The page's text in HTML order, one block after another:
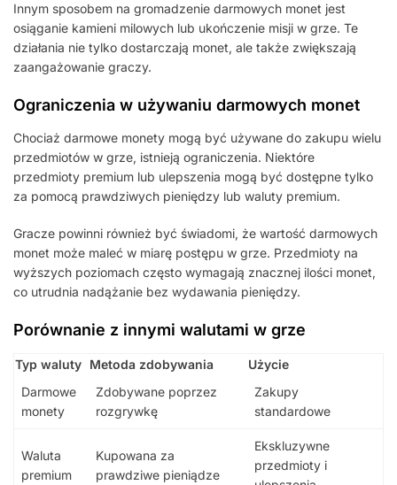
Innym sposobem na gromadzenie darmowych monet jest
osiąganie kamieni milowych lub ukończenie misji w grze. Te
działania nie tylko dostarczają monet, ale także zwiększają
zaangażowanie graczy.
Ograniczenia w używaniu darmowych monet
Chociaż darmowe monety mogą być używane do zakupu wielu
przedmiotów w grze, istnieją ograniczenia. Niektóre
przedmioty premium lub ulepszenia mogą być dostępne tylko
za pomocą prawdziwych pieniędzy lub waluty premium.
Gracze powinni również być świadomi, że wartość darmowych
monet może maleć w miarę postępu w grze. Przedmioty na
wyższych poziomach często wymagają znacznej ilości monet,
co utrudnia nadążanie bez wydawania pieniędzy.
Porównanie z innymi walutami w grze
Typ waluty Metoda zdobywania
Użycie
Darmowe
monety
Zdobywane poprzez
rozgrywkę
Zakupy
standardowe
Waluta
premium
Kupowana za
prawdziwe pieniądze
Ekskluzywne
przedmioty i